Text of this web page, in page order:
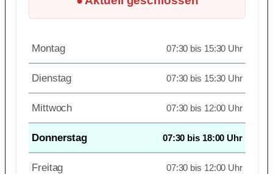
Montag 07:30 bis 15:30 Uhr
Dienstag 07:30 bis 15:30 Uhr
Mittwoch 07:30 bis 12:00 Uhr
Donnerstag 07:30 bis 18:00 Uhr
Freitag 07:30 bis 12:00 Uhr